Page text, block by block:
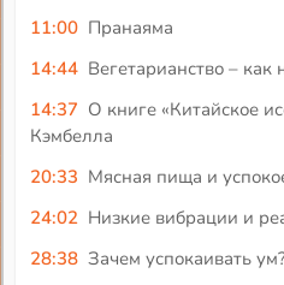
11:00 Пранаяма
14:44 Вегетарианство – как
14:37 О книге «Китайское
Кэмбелла
20:33 Мясная пища и
24:02 Низкие вибрации и
28:38 Зачем успокаивать